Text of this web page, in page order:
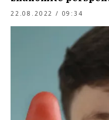
22.08.2022 / 09:34